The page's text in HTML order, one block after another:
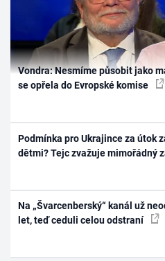
Vondra: Nesmíme působit jako
se opřela do Evropské komise
Podmínka pro Ukrajince za útok
dětmi? Tejc zvažuje mimořádný
Na „Švarcenberský“ kanál už
let, teď ceduli celou odstraní